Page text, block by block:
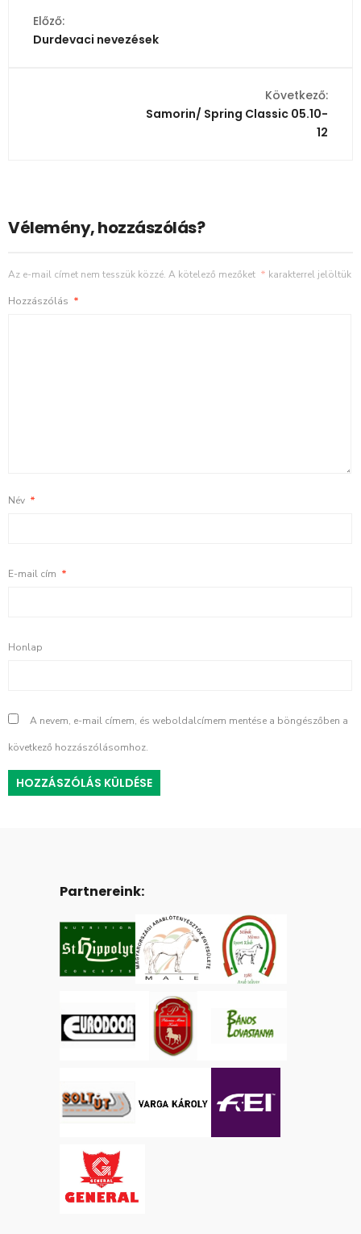
Előző:
Durdevaci nevezések
Következő:
Samorin/ Spring Classic 05.10-
12
Vélemény, hozzászólás?
Az e-mail címet nem tesszük közzé. A kötelező mezőket * karakterrel jelöltük
Hozzászólás *
Név *
E-mail cím *
Honlap
A nevem, e-mail címem, és weboldalcímem mentése a böngészőben a
következő hozzászólásomhoz.
Partnereink: